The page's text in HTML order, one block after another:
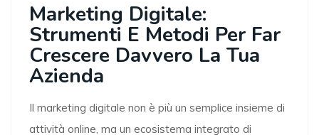
Marketing Digitale:
Strumenti E Metodi Per Far
Crescere Davvero La Tua
Azienda
Il marketing digitale non è più un semplice insieme di
attività online, ma un ecosistema integrato di